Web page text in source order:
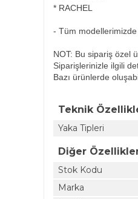
* RACHEL
- Tüm
NOT: Bu sipariş özel
Siparişlerinizle ilgili
Bazı ürünlerde
Teknik
Yaka Tipleri
Diğer
Stok Kodu
Marka